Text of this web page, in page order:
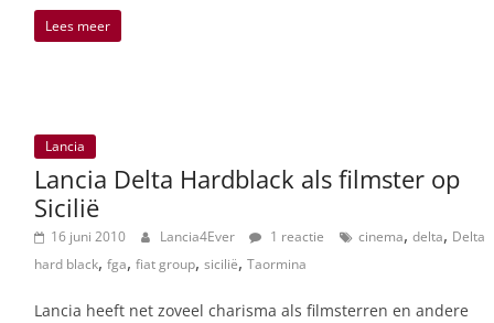
Lees meer
Lancia
Lancia Delta Hardblack als filmster op
Sicilië
16 juni 2010 Lancia4Ever 1 reactie cinema, delta, Delta
hard black, fga, fiat group, sicilië, Taormina
Lancia heeft net zoveel charisma als filmsterren en andere